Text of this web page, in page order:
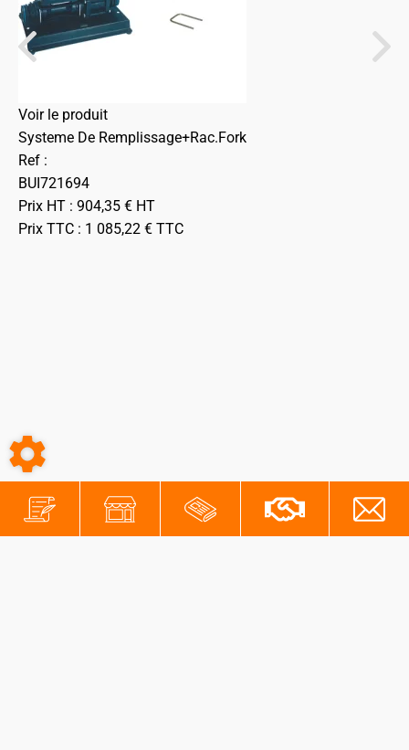
Voir le produit
Systeme De Remplissage+Rac.Fork
Ref :
BUI721694
Prix HT : 904,35 € HT
Prix TTC : 1 085,22 € TTC